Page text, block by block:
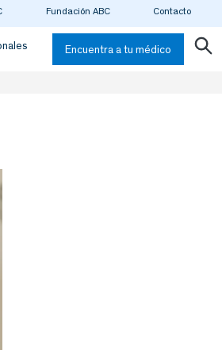
Fundación ABC Contacto
Encuentra a tu médico